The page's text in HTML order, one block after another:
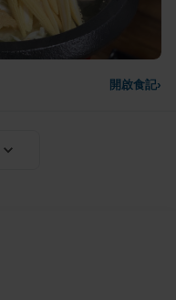
開啟食記›